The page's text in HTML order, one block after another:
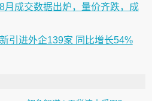
8月成交数据出炉，量价齐跌，成
新引进外企139家 同比增长54%